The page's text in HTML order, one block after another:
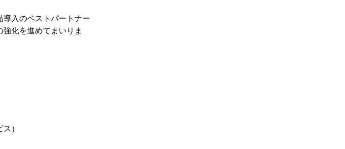
入のベストパートナー
化を進めてまいりま
）